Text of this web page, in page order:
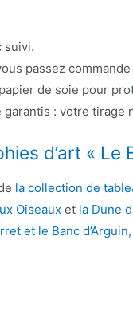
suivi.
passez
de soie pour
: votre tirage
d’art « Le
la collection de
Oiseaux et la Dune
et le Banc d’Arguin,